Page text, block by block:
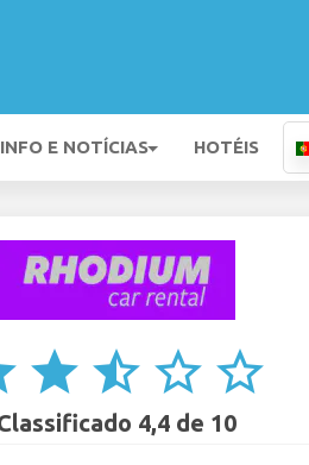
INFO E NOTÍCIAS HOTÉIS
star star_half star_border star_border
4,4 de 10